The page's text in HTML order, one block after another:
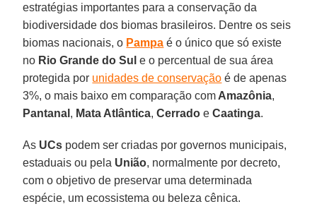
estratégias importantes para a conservação da
biodiversidade dos biomas brasileiros. Dentre os seis
biomas nacionais, o Pampa é o único que só existe
no Rio Grande do Sul e o percentual de sua área
protegida por unidades de conservação é de apenas
3%, o mais baixo em comparação com Amazônia,
Pantanal , Mata Atlântica,Cerrado eCaatinga.
As UCs podem ser criadas por governos municipais,
estaduais ou pela União, normalmente por decreto,
com o objetivo de preservar uma determinada
espécie, um ecossistema ou beleza cênica.